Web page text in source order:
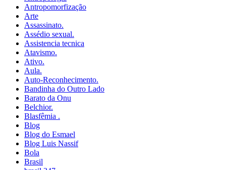
Antropomorfização
Arte
Assassinato.
Assédio sexual.
Assistencia tecnica
Atavismo.
Ativo.
Aula.
Auto-Reconhecimento.
Bandinha do Outro Lado
Barato da Onu
Belchior.
Blasfêmia .
Blog
Blog do Esmael
Blog Luis Nassif
Bola
Brasil